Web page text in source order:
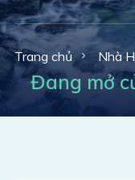
Trang chủ Nhà
Đang mở